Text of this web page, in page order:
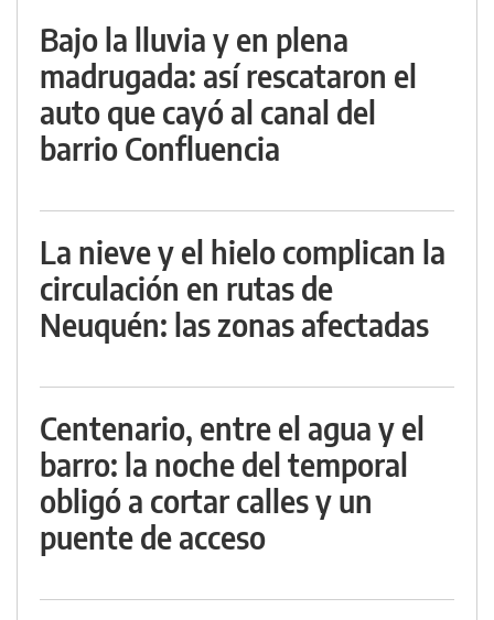
Bajo la lluvia y en plena
madrugada: así rescataron el
auto que cayó al canal del
barrio Confluencia
La nieve y el hielo complican la
circulación en rutas de
Neuquén: las zonas afectadas
Centenario, entre el agua y el
barro: la noche del temporal
obligó a cortar calles y un
puente de acceso